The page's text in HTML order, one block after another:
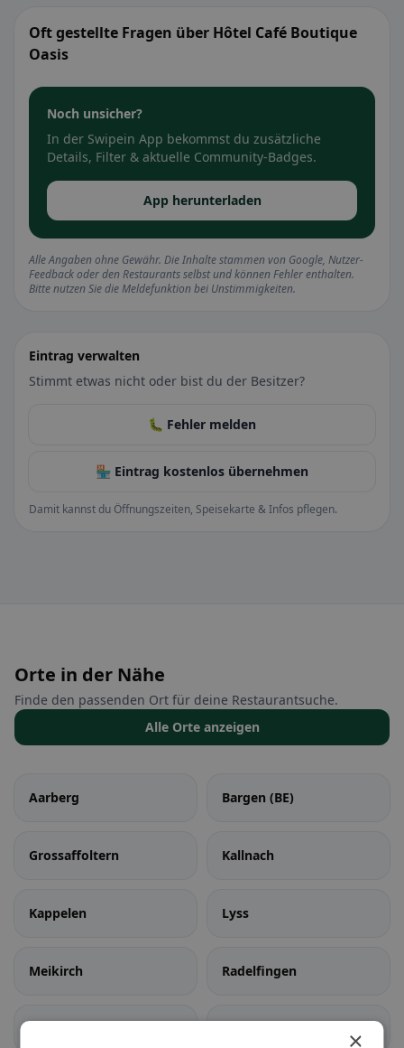
Oft gestellte Fragen über Hôtel Café Boutique
Oasis
Noch unsicher?
In der Swipein App bekommst du zusätzliche
Details, Filter & aktuelle Community-Badges.
App herunterladen
Alle Angaben ohne Gewähr. Die Inhalte stammen von Google, Nutzer-
Feedback oder den Restaurants selbst und können Fehler enthalten.
Bitte nutzen Sie die Meldefunktion bei Unstimmigkeiten.
Eintrag verwalten
Stimmt etwas nicht oder bist du der Besitzer?
🐛 Fehler melden
🏪 Eintrag kostenlos übernehmen
Damit kannst du Öffnungszeiten, Speisekarte & Infos pflegen.
Orte in der Nähe
Finde den passenden Ort für deine Restaurantsuche.
Alle Orte anzeigen
Aarberg Bargen (BE)
Grossaffoltern Kallnach
Kappelen Lyss
Meikirch Radelfingen
×